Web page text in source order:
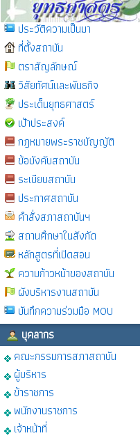
ประวัติความเป็นมา
ที่ตั้งสถาบัน
ตราสัญลักษณ์
วิสัยทัศน์และพันธกิจ
ประเด็นยุทธศาสตร์
เป้าประสงค์
กฎหมายพระราชบัญญัติ
ข้อบังคับสถาบัน
ระเบียบสถาบัน
ประกาศสถาบัน
คำสั่งสภาสถาบันฯ
สถานศึกษาในสังกัด
หลักสูตรที่เปิดสอน
ความก้าวหน้าของสถาบัน
ผังบริหารงานสถาบัน
บันทึกความร่วมมือ MOU
บุคลากร
คณะกรรมการสภาสถาบัน
ผู้บริหาร
ข้าราชการ
พนักงานราชการ
เจ้าหน้าที่